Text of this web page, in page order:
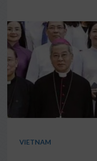
VIETNAM